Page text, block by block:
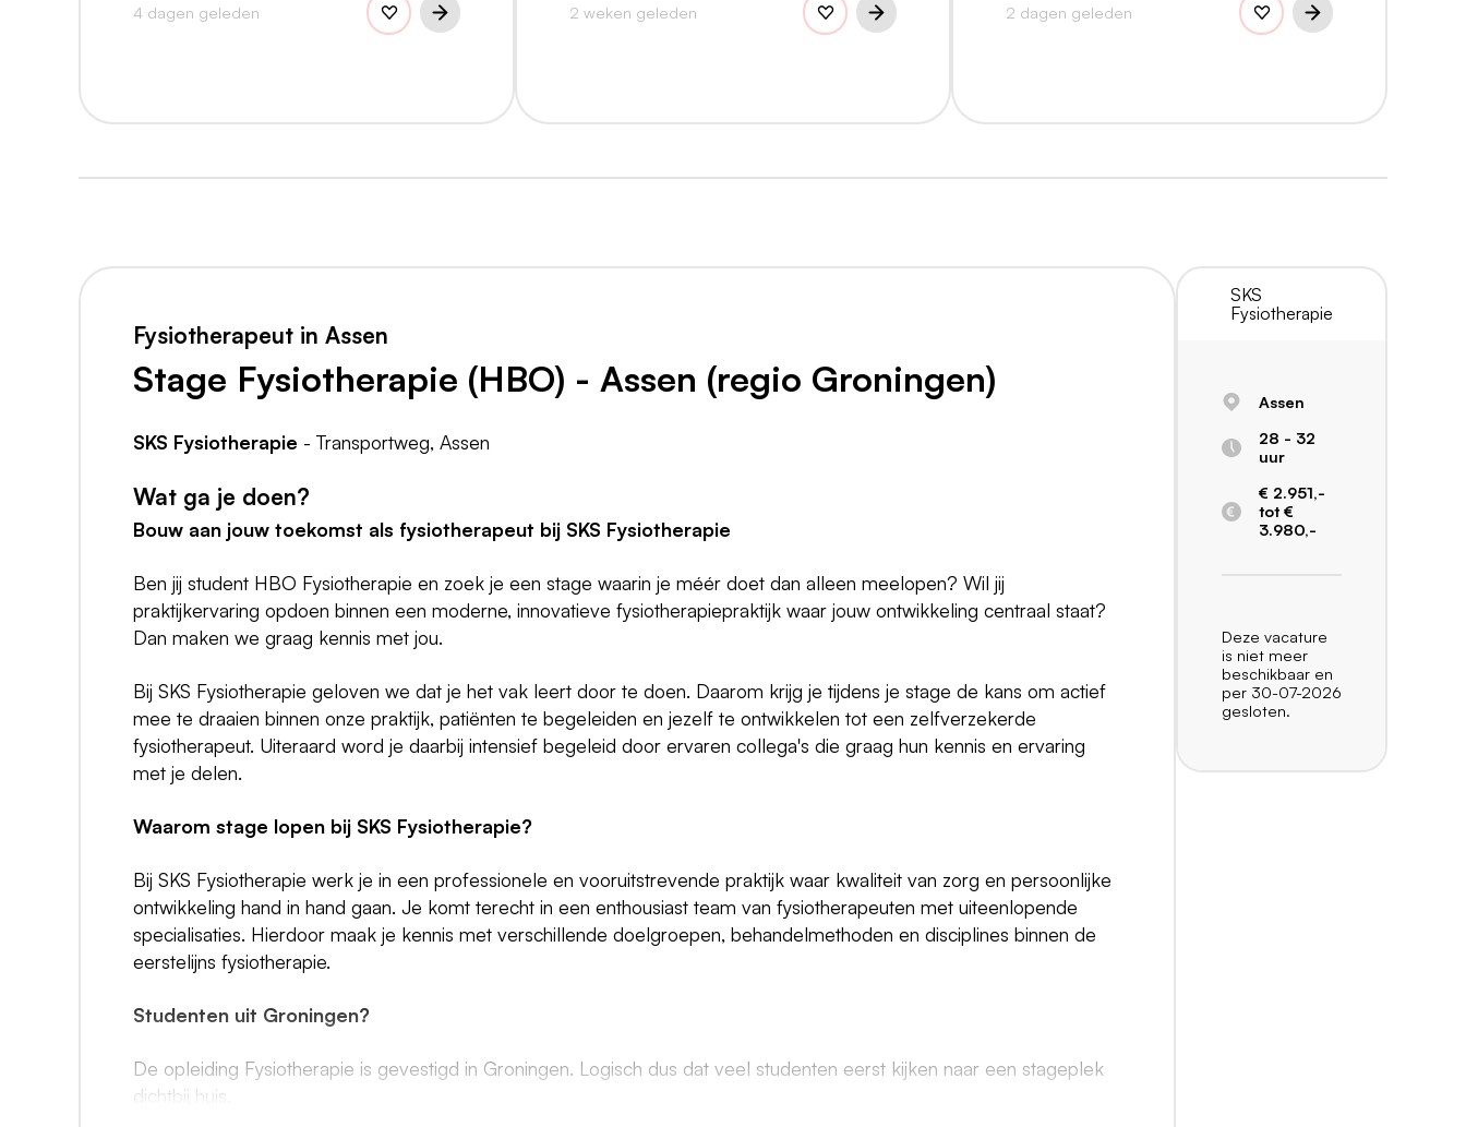
4 dagen geleden 2 weken geleden 2 dagen geleden
Fysiotherapeut in Assen
Stage Fysiotherapie (HBO) - Assen (regio Groningen)
SKS Fysiotherapie - Transportweg, Assen
Wat ga je doen?
Bouw aan jouw toekomst als fysiotherapeut bij SKS Fysiotherapie
Ben jij student HBO Fysiotherapie en zoek je een stage waarin je méér doet dan alleen meelopen? Wil jij
praktijkervaring opdoen binnen een moderne, innovatieve fysiotherapiepraktijk waar jouw ontwikkeling centraal staat?
Dan maken we graag kennis met jou.
Bij SKS Fysiotherapie geloven we dat je het vak leert door te doen. Daarom krijg je tijdens je stage de kans om actief
mee te draaien binnen onze praktijk, patiënten te begeleiden en jezelf te ontwikkelen tot een zelfverzekerde
fysiotherapeut. Uiteraard word je daarbij intensief begeleid door ervaren collega's die graag hun kennis en ervaring
met je delen.
Waarom stage lopen bij SKS Fysiotherapie?
Bij SKS Fysiotherapie werk je in een professionele en vooruitstrevende praktijk waar kwaliteit van zorg en persoonlijke
ontwikkeling hand in hand gaan. Je komt terecht in een enthousiast team van fysiotherapeuten met uiteenlopende
specialisaties. Hierdoor maak je kennis met verschillende doelgroepen, behandelmethoden en disciplines binnen de
eerstelijns fysiotherapie.
Studenten uit Groningen?
De opleiding Fysiotherapie is gevestigd in Groningen. Logisch dus dat veel studenten eerst kijken naar een stageplek
dichtbij huis.
SKS
Fysiotherapie
Assen
28 - 32
uur
€ 2.951,-
tot €
3.980,-
Deze vacature
is niet meer
beschikbaar en
per 30-07-2026
gesloten.